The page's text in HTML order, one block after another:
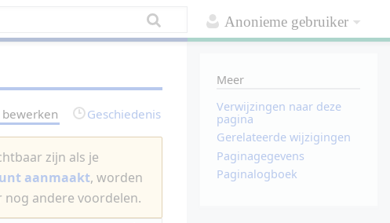
Anonieme gebruiker
Geschiedenis
zijn als je
aanmaakt, worden
nog andere voordelen.
Meer
Verwijzingen naar deze
pagina
Gerelateerde wijzigingen
Paginagegevens
Paginalogboek